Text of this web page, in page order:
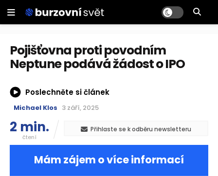
Pojišťovna proti povodním
Neptune podává žádost o IPO
Poslechněte si článek
Michael Klos 3 září, 2025
2 min.
čtení
Přihlaste se k odběru newsletteru
Mám zájem o více informací